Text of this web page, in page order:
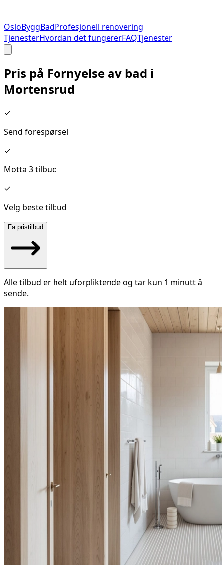
OsloByggBadProfesjonell renovering
TjenesterHvordan det fungererFAQTjenester
Pris på Fornyelse av bad i
Mortensrud
✓
Send forespørsel
✓
Motta 3 tilbud
✓
Velg beste tilbud
Få pristilbud
Alle tilbud er helt uforpliktende og tar kun 1 minutt å
sende.